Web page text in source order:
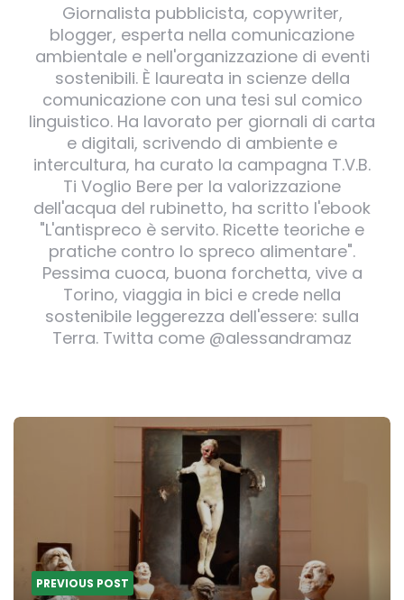
Giornalista pubblicista, copywriter,
blogger, esperta nella comunicazione
ambientale e nell'organizzazione di eventi
sostenibili. È laureata in scienze della
comunicazione con una tesi sul comico
linguistico. Ha lavorato per giornali di carta
e digitali, scrivendo di ambiente e
intercultura, ha curato la campagna T.V.B.
Ti Voglio Bere per la valorizzazione
dell'acqua del rubinetto, ha scritto l'ebook
"L'antispreco è servito. Ricette teoriche e
pratiche contro lo spreco alimentare".
Pessima cuoca, buona forchetta, vive a
Torino, viaggia in bici e crede nella
sostenibile leggerezza dell'essere: sulla
Terra. Twitta come @alessandramaz
Post
navigation
PREVIOUS POST